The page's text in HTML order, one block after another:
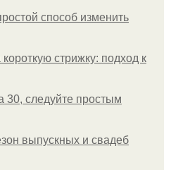
способ изменить
стрижку: подход к
30, следуйте простым
выпускных и свадеб